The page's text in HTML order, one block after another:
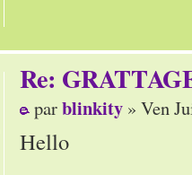
Re:
parblinkity » Ven
Hello